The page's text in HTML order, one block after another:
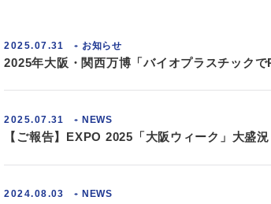
2025.07.31 お知らせ
2025年大阪・関西万博「バイオプラスチックで
2025.07.31 NEWS
【ご報告】EXPO 2025「大阪ウィーク」大盛況
2024.08.03 NEWS